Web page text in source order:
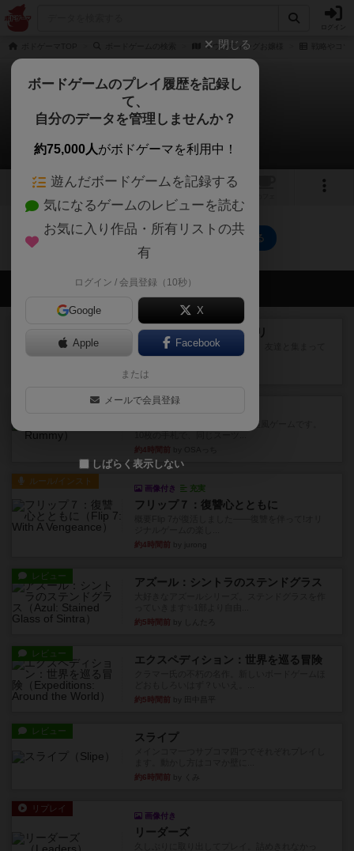
マウンティングお嬢様
マウンティングお嬢様
0件の戦略やコツ
1 5
マウンティングお嬢様のトップに戻る
会員の新しい投稿
ナンジャモンジャ・ミドリ
私は吃音を持っているのですが、友達と集まって
このゲームをした際、3ゲー...
約2時間前
トランプで遊べる2人対戦の麻雀風ゲームです。
約4時間前
ルール/インスト
画像付き 充実
フリップ７：復讐心とともに
約4時間前
レビュー アズール：シントラのステンドグラス
約5時間前
レビュー エクスペディション：世界を巡る冒険
約5時間前
レビュー スライプ
約6時間前
リプレイ
画像付き
リーダーズ
閉じる
ボードゲームのプレイ履歴を記録し
て、
自分のデータを管理しませんか？
約75,000人がボドゲーマを利用中！
遊んだボードゲームを記録する
気になるゲームのレビューを読む
お気に入り作品・所有リストの共
有
ログイン / 会員登録（10秒）
Google X
Apple Facebook
または
メールで会員登録
しばらく表示しない